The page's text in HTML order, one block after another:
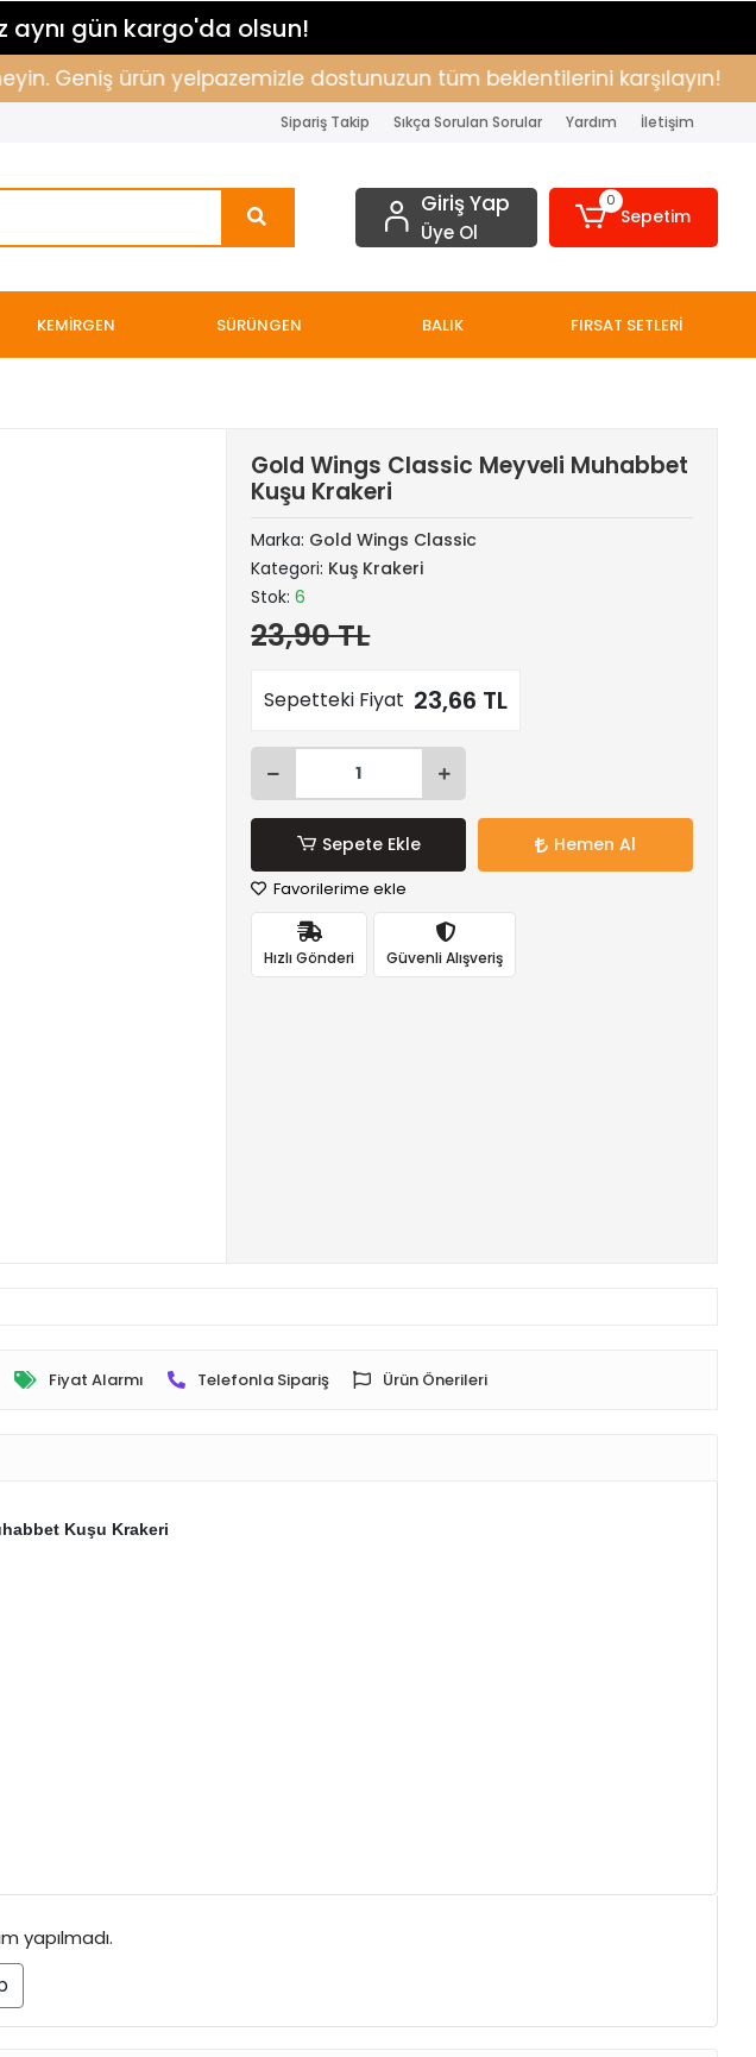
aynı gün kargo'da olsun!
ürün yelpazemizle dostunuzun tüm beklentilerini karşılayın!
Sipariş Takip Sıkça Sorulan Sorular Yardım İletişim
Giriş Yap
Üye Ol
0
Sepetim
KEMİRGEN SÜRÜNGEN BALIK FIRSAT SETLERİ
Gold Wings Classic Meyveli Muhabbet
Kuşu Krakeri
Marka: Gold Wings Classic
Kategori: Kuş Krakeri
Stok:6
23,90 TL
Sepetteki Fiyat 23,66 TL
Sepete Ekle Hemen Al
Favorilerime ekle
Hızlı Gönderi Güvenli Alışveriş
Fiyat Alarmı Telefonla Sipariş Ürün Önerileri
Kuşu Krakeri
yapılmadı.